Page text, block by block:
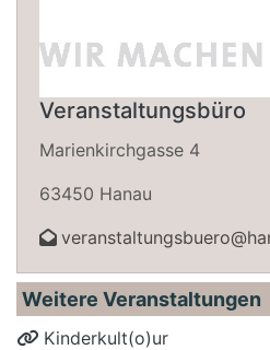
Veranstaltungsbüro
Marienkirchgasse 4
63450 Hanau
Weitere Veranstaltungen
Kinderkult(o)ur